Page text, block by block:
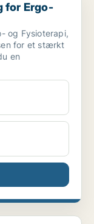
for Ergo-
og Fysioterapi,
for et stærkt
en
og borg...